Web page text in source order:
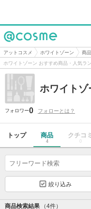
@cosme
アットコスメ ホワイトゾーン
商
ホワイトゾーン おすすめ商品・人気ラ
ホワイトゾ
フォロワー0 フォローとは？
トップ 商品
4
クチコミ
0
絞り込み
商品検索結果 （4件）